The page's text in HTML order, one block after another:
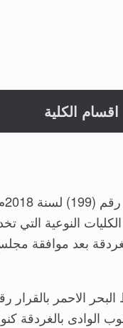
اقسام الكلية
النوعية التي
الوادى بالغردقة